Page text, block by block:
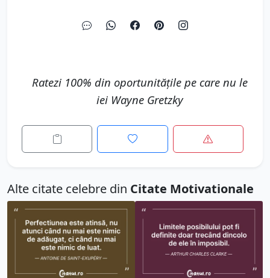
Ratezi 100% din oportunitățile pe care nu le
iei Wayne Gretzky
Alte citate celebre din Citate Motivationale